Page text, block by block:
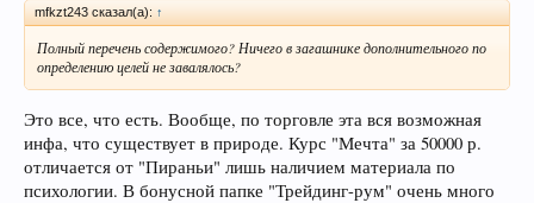
mfkzt243 сказал(а): ↑
Полный перечень содержимого? Ничего в загашнике дополнительного по
определению целей не завалялось?
Это все, что есть. Вообще, по торговле эта вся возможная
инфа, что существует в природе. Курс "Мечта" за 50000 р.
отличается от "Пираньи" лишь наличием материала по
психологии. В бонусной папке "Трейдинг-рум" очень много